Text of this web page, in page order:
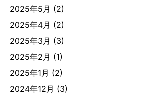
2025年5月 (2)
2025年4月 (2)
2025年3月 (3)
2025年2月 (1)
2025年1月 (2)
2024年12月 (3)